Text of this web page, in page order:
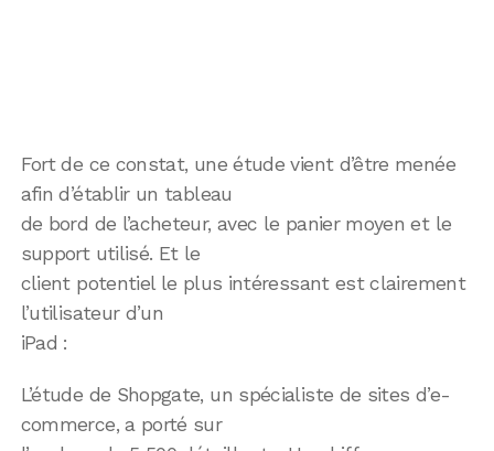
Fort de ce constat, une étude vient d’être menée
afin d’établir un tableau
de bord de l’acheteur, avec le panier moyen et le
support utilisé. Et le
client potentiel le plus intéressant est clairement
l’utilisateur d’un
iPad :
L’étude de Shopgate, un spécialiste de sites d’e-
commerce, a porté sur